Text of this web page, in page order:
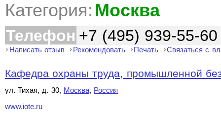
Категория: Москва
Телефон +7 (495) 939-55-60
Написать отзыв Рекомендовать Печать Связаться с
Кафедра охраны труда, промышленной
ул. Тихая, д. 30, Москва, Россия
www.iote.ru